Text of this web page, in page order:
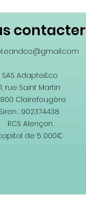
contacter
SAS Adapte&co
1, rue Saint Martin
Clairefougère.
Siren : 902374438
RCS Alençon
de 5 000€